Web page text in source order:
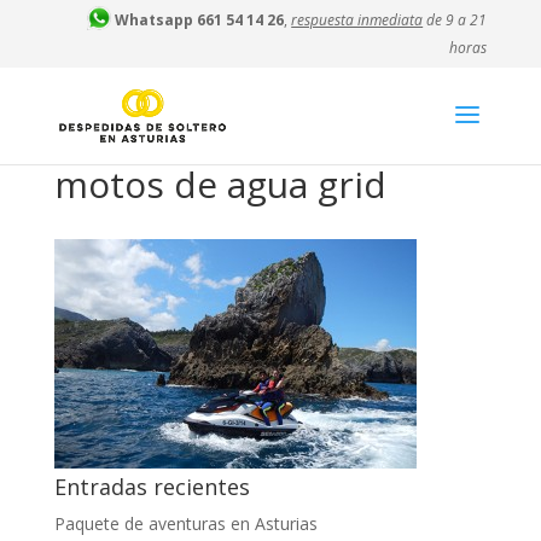
Whatsapp 661 54 14 26,respuesta inmediatade 9 a 21
horas
motos de agua grid
Entradas recientes
Paquete de aventuras en Asturias